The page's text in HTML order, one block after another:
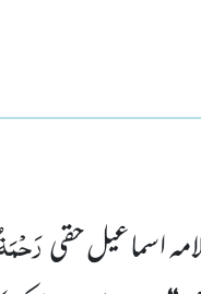
اسماعیل حقی